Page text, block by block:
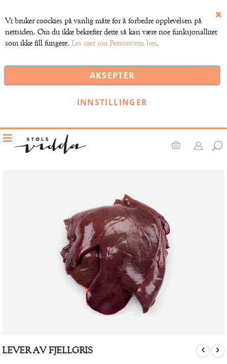
Vi bruker coockies på vanlig måte for å forbedre opplevelsen på
nettsiden. Om du ikke bekrefter dette så kan være noe funksjonallitet
som ikke fill fungere. Les mer om Personvern her.
AKSEPTER
INNSTILLINGER
Handlekurv
Toggle
Nav
til
LEVER AV FJELLGRIS